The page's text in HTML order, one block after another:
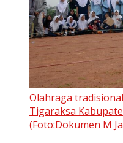
Olahraga
Tigaraksa
(Foto:Dokumen M